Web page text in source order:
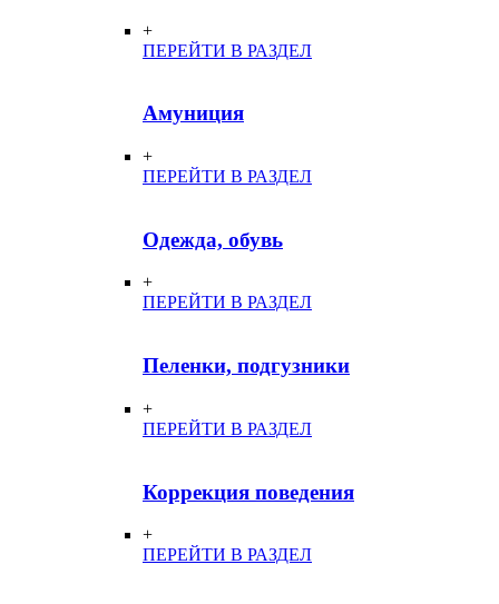
+
ПЕРЕЙТИ В РАЗДЕЛ
Амуниция
+
ПЕРЕЙТИ В РАЗДЕЛ
Одежда, обувь
+
ПЕРЕЙТИ В РАЗДЕЛ
Пеленки, подгузники
+
ПЕРЕЙТИ В РАЗДЕЛ
Коррекция поведения
+
ПЕРЕЙТИ В РАЗДЕЛ